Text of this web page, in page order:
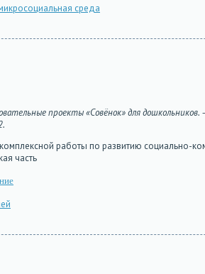
среда
проекты «Совёнок» для дошкольников.
работы по развитию социально-
часть